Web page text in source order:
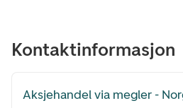
Kontaktinformasjon
Aksjehandel via megler -